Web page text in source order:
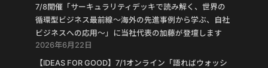
7/8開催「サーキュラリティデッキで読み解く、世界の
循環型ビジネス最前線〜海外の先進事例から学ぶ、自社
ビジネスへの応用〜」に当社代表の加藤が登壇します
2026年6月22日
【IDEAS FOR GOOD】7/1オンライン「語ればウォッシ